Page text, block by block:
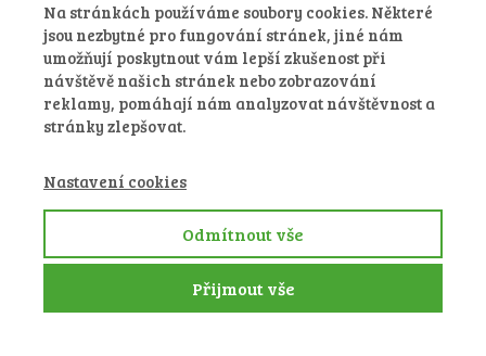
Na stránkách používáme soubory cookies. Některé
jsou nezbytné pro fungování stránek, jiné nám
umožňují poskytnout vám lepší zkušenost při
návštěvě našich stránek nebo zobrazování
reklamy, pomáhají nám analyzovat návštěvnost a
stránky zlepšovat.
Nastavení cookies
Odmítnout vše
Přijmout vše